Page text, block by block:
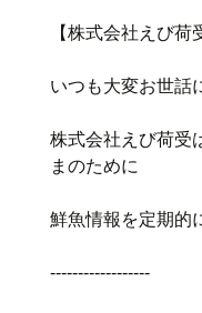
【株式会社えび
いつも大変お世話
株式会社えび荷受
まのために
鮮魚情報を定期的
‐‐‐‐‐‐‐‐‐‐‐‐‐‐‐‐‐‐